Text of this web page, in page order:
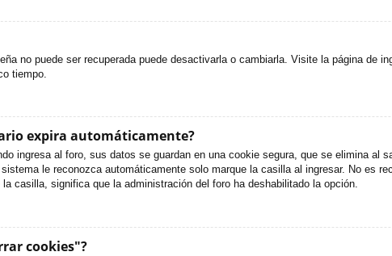
no puede ser recuperada puede desactivarla o cambiarla. Visite la página de
tiempo.
expira automáticamente?
ingresa al foro, sus datos se guardan en una cookie segura, que se elimina al
le reconozca automáticamente solo marque la casilla al ingresar. No es
casilla, significa que la administración del foro ha deshabilitado la opción.
cookies"?